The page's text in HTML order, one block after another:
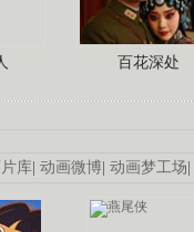
百花深处
库| 动画微博| 动画梦工场|